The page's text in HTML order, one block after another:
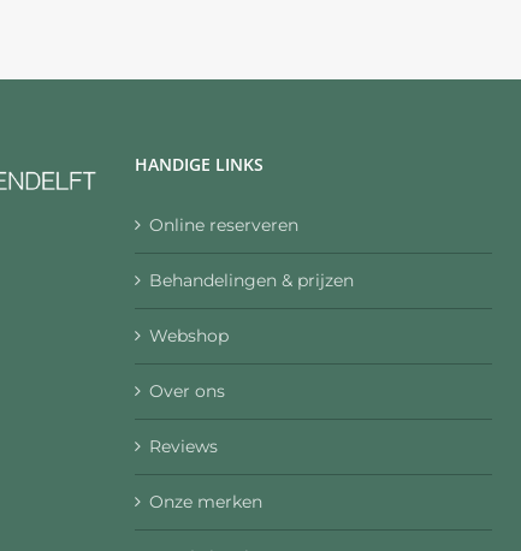
HANDIGE LINKS
Online reserveren
Behandelingen & prijzen
Webshop
Over ons
Reviews
Onze merken